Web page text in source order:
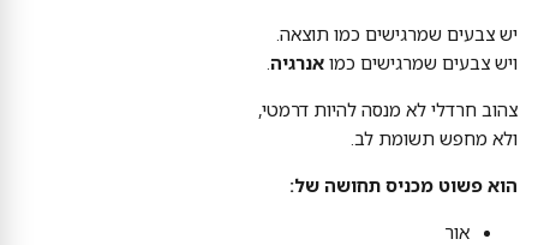
יש צבעים שמרגישים כמו תוצאה.
ויש צבעים שמרגישים כמו אנרגיה
צהוב חרדלי לא מנסה להיות דרמטי,
ולא מחפש תשומת לב.
הוא פשוט מכניס תחושה של:
אור